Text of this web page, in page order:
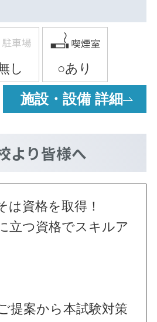
施設・設備 詳細
より皆様へ
は資格を取得！
立つ資格でスキルア
提案から本試験対策